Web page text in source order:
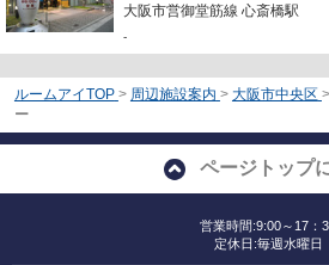
大阪市営御堂筋線 心斎橋駅
-
ルームアイTOP > 周辺施設案内 > 大阪市中央区 >
ー
ページトップ
営業時間:9:00～17：
定休日:毎週水曜日